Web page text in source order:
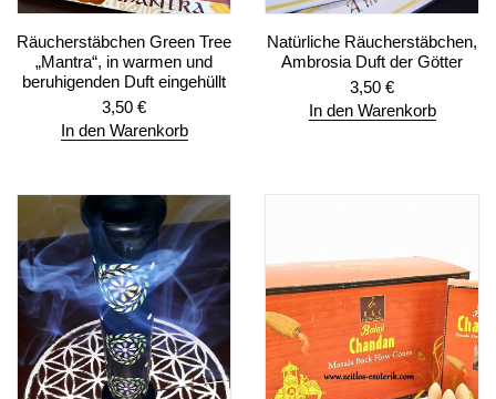
Räucherstäbchen Green Tree
„Mantra“, in warmen und
beruhigenden Duft eingehüllt
3,50 €
In den Warenkorb
Natürliche Räucherstäbchen,
Ambrosia Duft der Götter
3,50 €
In den Warenkorb